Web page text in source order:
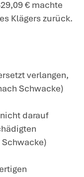
bei
des ihm
Dieser
zwischen